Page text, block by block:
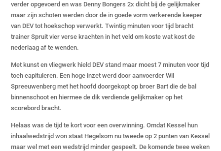
verder opgevoerd en was Denny Bongers 2x dicht bij de gelijkmaker
maar zijn schoten werden door de in goede vorm verkerende keeper
van DEV tot hoekschop verwerkt. Twintig minuten voor tijd bracht
trainer Spruit vier verse krachten in het veld om koste wat kost de
nederlaag af te wenden.
Met kunst en vliegwerk hield DEV stand maar moest 7 minuten voor tijd
toch capituleren. Een hoge inzet werd door aanvoerder Wil
Spreeuwenberg met het hoofd doorgekopt op broer Bart die de bal
binnenschoot en hiermee de dik verdiende gelijkmaker op het
scorebord bracht.
Helaas was de tijd te kort voor een overwinning. Omdat Kessel hun
inhaalwedstrijd won staat Hegelsom nu tweede op 2 punten van Kessel
maar wel met een wedstrijd minder gespeelt. De komende twee weken